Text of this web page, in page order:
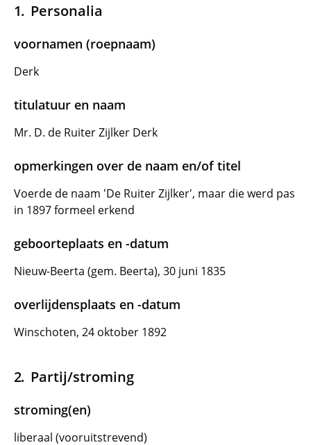
Personalia
voornamen (roepnaam)
Derk
titulatuur en naam
Mr. D. de Ruiter Zijlker Derk
opmerkingen over de naam en/of titel
Voerde de naam 'De Ruiter Zijlker', maar die werd pas
in 1897 formeel erkend
geboorteplaats en -datum
Nieuw-Beerta (gem. Beerta), 30 juni 1835
overlijdensplaats en -datum
Winschoten, 24 oktober 1892
Partij/stroming
stroming(en)
liberaal (vooruitstrevend)